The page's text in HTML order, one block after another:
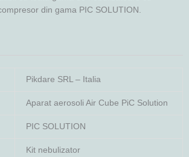
din gama PIC SOLUTION.
Pikdare SRL – Italia
Aparat aerosoli Air Cube PiC Solution
PIC SOLUTION
Kit nebulizator